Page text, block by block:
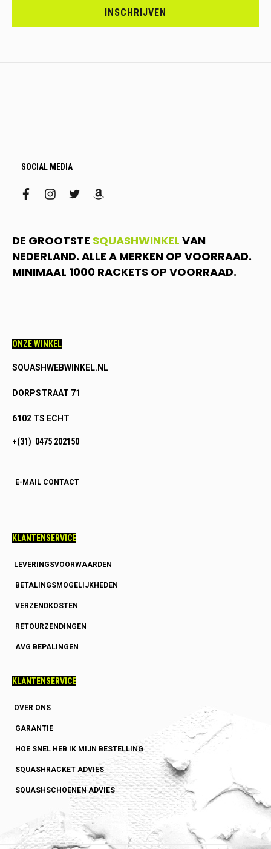
INSCHRIJVEN
SOCIAL MEDIA
facebookinstagram
twitteramazon
DE GROOTSTE SQUASHWINKEL VAN
NEDERLAND. ALLE A MERKEN OP VOORRAAD.
MINIMAAL 1000 RACKETS OP VOORRAAD.
ONZE WINKEL
SQUASHWEBWINKEL.NL
DORPSTRAAT 71
6102 TS ECHT
+(31) 0475 202150
E-MAIL CONTACT
KLANTENSERVICE
LEVERINGSVOORWAARDEN
BETALINGSMOGELIJKHEDEN
VERZENDKOSTEN
RETOURZENDINGEN
AVG BEPALINGEN
KLANTENSERVICE
OVER ONS
GARANTIE
HOE SNEL HEB IK MIJN BESTELLING
SQUASHRACKET ADVIES
SQUASHSCHOENEN ADVIES